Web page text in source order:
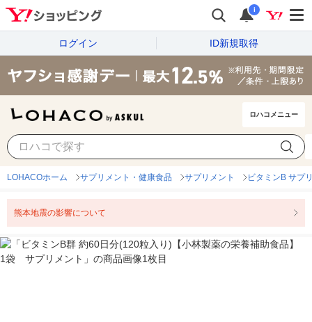
i
ログイン ID新規取得
ロハコメニュー
LOHACOホーム サプリメント・健康食品 サプリメント ビタミンB サプ
熊本地震の影響について